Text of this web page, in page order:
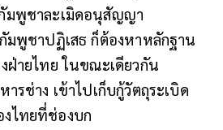
มพูชาละเมิดอนุสัญญา
มพูชาปฏิเสธ ก็ต้องหาหลักฐาน
ฝ่ายไทย ในขณะเดียวกัน
ารช่าง เข้าไปเก็บกู้วัตถุระเบิด
ไทยที่ช่องบก